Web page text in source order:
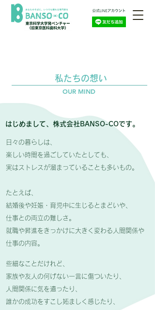
私たちの想い
OUR MIND
はじめまして、株式会社BANSO-COです。
日々の暮らしは、
楽しい時間を過ごしていたとしても、
実はストレスが溜まっていることも多いもの。
たとえば、
結婚後や妊娠・育児中に生じるとまどいや、
仕事との両立の難しさ。
就職や昇進をきっかけに大きく変わる人間関係や
仕事の内容。
些細なことだけれど、
家族や友人の何げない一言に傷ついたり、
人間関係に気を遣ったり、
誰かの成功をすこし妬ましく感じたり、